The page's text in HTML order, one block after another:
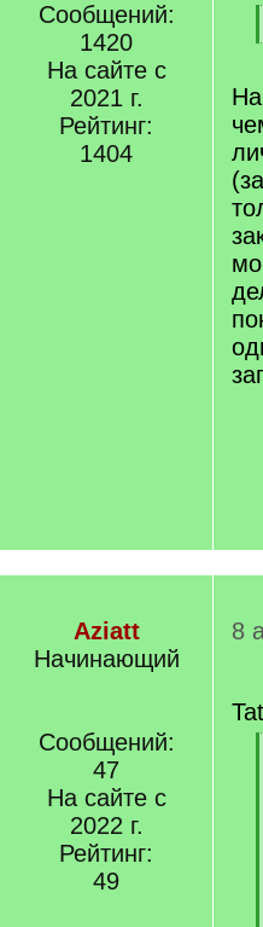
Сообщений:
1420
На сайте с
2021 г.
Рейтинг:
1404
Aziatt
Начинающий
Сообщений:
47
На сайте с
2022 г.
Рейтинг:
49
8